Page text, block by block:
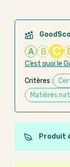
A B C
C’est quoi le
Critères :
Matières
Produit
Ce produit
matériaux